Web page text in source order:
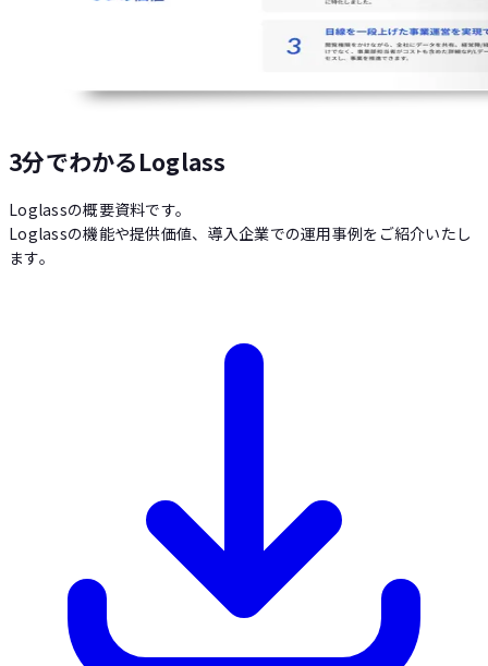
3分でわかるLoglass
Loglassの概要資料です。
Loglassの機能や提供価値、導入企業での運用事例をご紹介いたし
ます。